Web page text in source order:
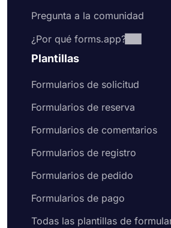
Pregunta a la comunidad
¿Por qué forms.app?
Plantillas
Formularios de solicitud
Formularios de reserva
Formularios de comentarios
Formularios de registro
Formularios de pedido
Formularios de pago
Todas las plantillas de